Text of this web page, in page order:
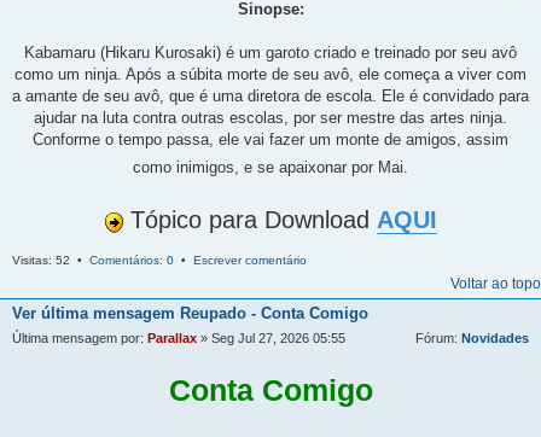
Sinopse:
Kabamaru (Hikaru Kurosaki) é um garoto criado e treinado por seu avô
como um ninja. Após a súbita morte de seu avô, ele começa a viver com
a amante de seu avô, que é uma diretora de escola. Ele é convidado para
ajudar na luta contra outras escolas, por ser mestre das artes ninja.
Conforme o tempo passa, ele vai fazer um monte de amigos, assim
como inimigos, e se apaixonar por Mai.
Tópico para Download AQUI
Visitas: 52 • Comentários: 0 • Escrever comentário
Voltar ao topo
Ver última mensagem Reupado - Conta Comigo
Última mensagem por: Parallax » Seg Jul 27, 2026 05:55 Fórum: Novidades
Conta Comigo